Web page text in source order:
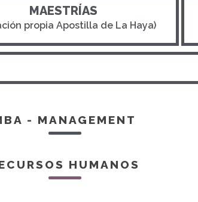
MAESTRÍAS
propia Apostilla de La Haya)
- MANAGEMENT
HUMANOS